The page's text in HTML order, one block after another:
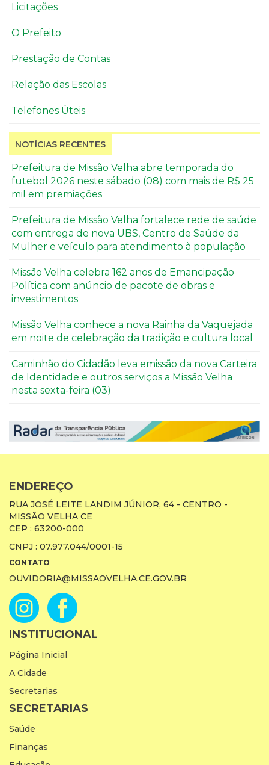
Licitações
O Prefeito
Prestação de Contas
Relação das Escolas
Telefones Úteis
NOTÍCIAS RECENTES
Prefeitura de Missão Velha abre temporada do
futebol 2026 neste sábado (08) com mais de R$ 25
mil em premiações
Prefeitura de Missão Velha fortalece rede de saúde
com entrega de nova UBS, Centro de Saúde da
Mulher e veículo para atendimento à população
Missão Velha celebra 162 anos de Emancipação
Política com anúncio de pacote de obras e
investimentos
Missão Velha conhece a nova Rainha da Vaquejada
em noite de celebração da tradição e cultura local
Caminhão do Cidadão leva emissão da nova Carteira
de Identidade e outros serviços a Missão Velha
nesta sexta-feira (03)
ENDEREÇO
RUA JOSÉ LEITE LANDIM JÚNIOR, 64 - CENTRO -
MISSÃO VELHA CE
CEP : 63200-000
CNPJ : 07.977.044/0001-15
CONTATO
OUVIDORIA@MISSAOVELHA.CE.GOV.BR
INSTITUCIONAL
Página Inicial
A Cidade
Secretarias
SECRETARIAS
Saúde
Finanças